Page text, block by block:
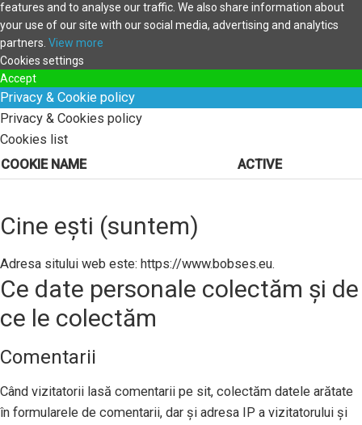
features and to analyse our traffic. We also share information about
your use of our site with our social media, advertising and analytics
partners. View more
Cookies settings
Accept
Privacy & Cookie policy
Privacy & Cookies policy
Cookies list
COOKIE NAME
ACTIVE
Cine ești (suntem)
Adresa sitului web este: https://www.bobses.eu.
Ce date personale colectăm și de
ce le colectăm
Comentarii
Când vizitatorii lasă comentarii pe sit, colectăm datele arătate
în formularele de comentarii, dar și adresa IP a vizitatorului și